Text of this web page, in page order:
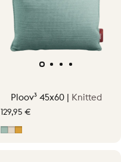
Ploov³ 45x60 | Knitted
129,95 €